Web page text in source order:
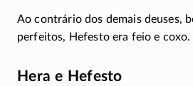
Ao contrário dos demais deuses,
perfeitos, Hefesto era feio e coxo.
Hera e Hefesto